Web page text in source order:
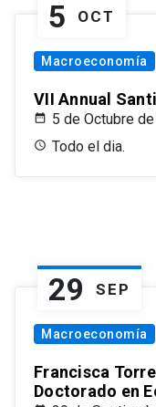
5 OCT
Macroeconomía
VII Annual
5 de Octubre
Todo el dia.
29 SEP
Macroeconomía
Francisca
Doctorado en